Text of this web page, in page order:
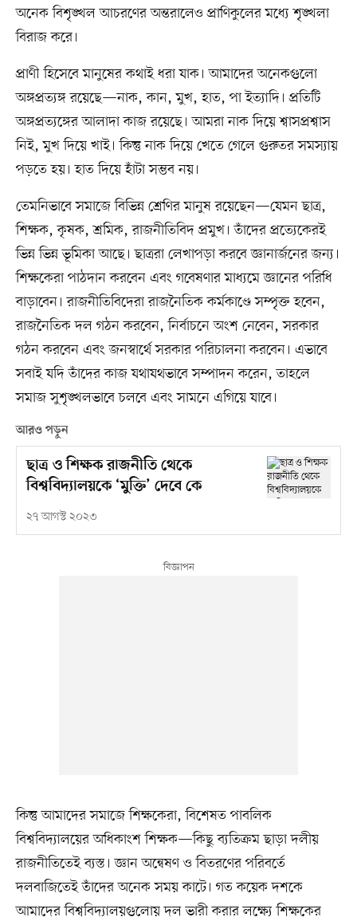
অনেক বিশৃঙ্খল আচরণের অন্তরালেও প্রাণিকুলের মধ্যে শৃঙ্খলা
বিরাজ করে।
প্রাণী হিসেবে মানুষের কথাই ধরা যাক। আমাদের অনেকগুলো
অঙ্গপ্রত্যঙ্গ রয়েছে—নাক, কান, মুখ, হাত, পা ইত্যাদি। প্রতিটি
অঙ্গপ্রত্যঙ্গের আলাদা কাজ রয়েছে। আমরা নাক দিয়ে শ্বাসপ্রশ্বাস
নিই, মুখ দিয়ে খাই। কিন্তু নাক দিয়ে খেতে গেলে গুরুতর সমস্যায়
পড়তে হয়। হাত দিয়ে হাঁটা সম্ভব নয়।
তেমনিভাবে সমাজে বিভিন্ন শ্রেণির মানুষ রয়েছেন—যেমন ছাত্র,
শিক্ষক, কৃষক, শ্রমিক, রাজনীতিবিদ প্রমুখ। তাঁদের প্রত্যেকেরই
ভিন্ন ভিন্ন ভূমিকা আছে। ছাত্ররা লেখাপড়া করবে জ্ঞানার্জনের জন্য।
শিক্ষকেরা পাঠদান করবেন এবং গবেষণার মাধ্যমে জ্ঞানের পরিধি
বাড়াবেন। রাজনীতিবিদেরা রাজনৈতিক কর্মকাণ্ডে সম্পৃক্ত হবেন,
রাজনৈতিক দল গঠন করবেন, নির্বাচনে অংশ নেবেন, সরকার
গঠন করবেন এবং জনস্বার্থে সরকার পরিচালনা করবেন। এভাবে
সবাই যদি তাঁদের কাজ যথাযথভাবে সম্পাদন করেন, তাহলে
সমাজ সুশৃঙ্খলভাবে চলবে এবং সামনে এগিয়ে যাবে।
আরও পড়ুন
ছাত্র ও শিক্ষক রাজনীতি থেকে
বিশ্ববিদ্যালয়কে ‘মুক্তি’ দেবে কে
২৭ আগস্ট ২০২৩
কিন্তু আমাদের সমাজে শিক্ষকেরা, বিশেষত পাবলিক
বিশ্ববিদ্যালয়ের অধিকাংশ শিক্ষক—কিছু ব্যতিক্রম ছাড়া দলীয়
রাজনীতিতেই ব্যস্ত। জ্ঞান অন্বেষণ ও বিতরণের পরিবর্তে
দলবাজিতেই তাঁদের অনেক সময় কাটে। গত কয়েক দশকে
আমাদের বিশ্ববিদ্যালয়গুলোয় দল ভারী করার লক্ষ্যে শিক্ষকের